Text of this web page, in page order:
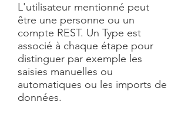
L'utilisateur mentionné peut
être une personne ou un
compte REST. Un Type est
associé à chaque étape pour
distinguer par exemple les
saisies manuelles ou
automatiques ou les imports de
données.